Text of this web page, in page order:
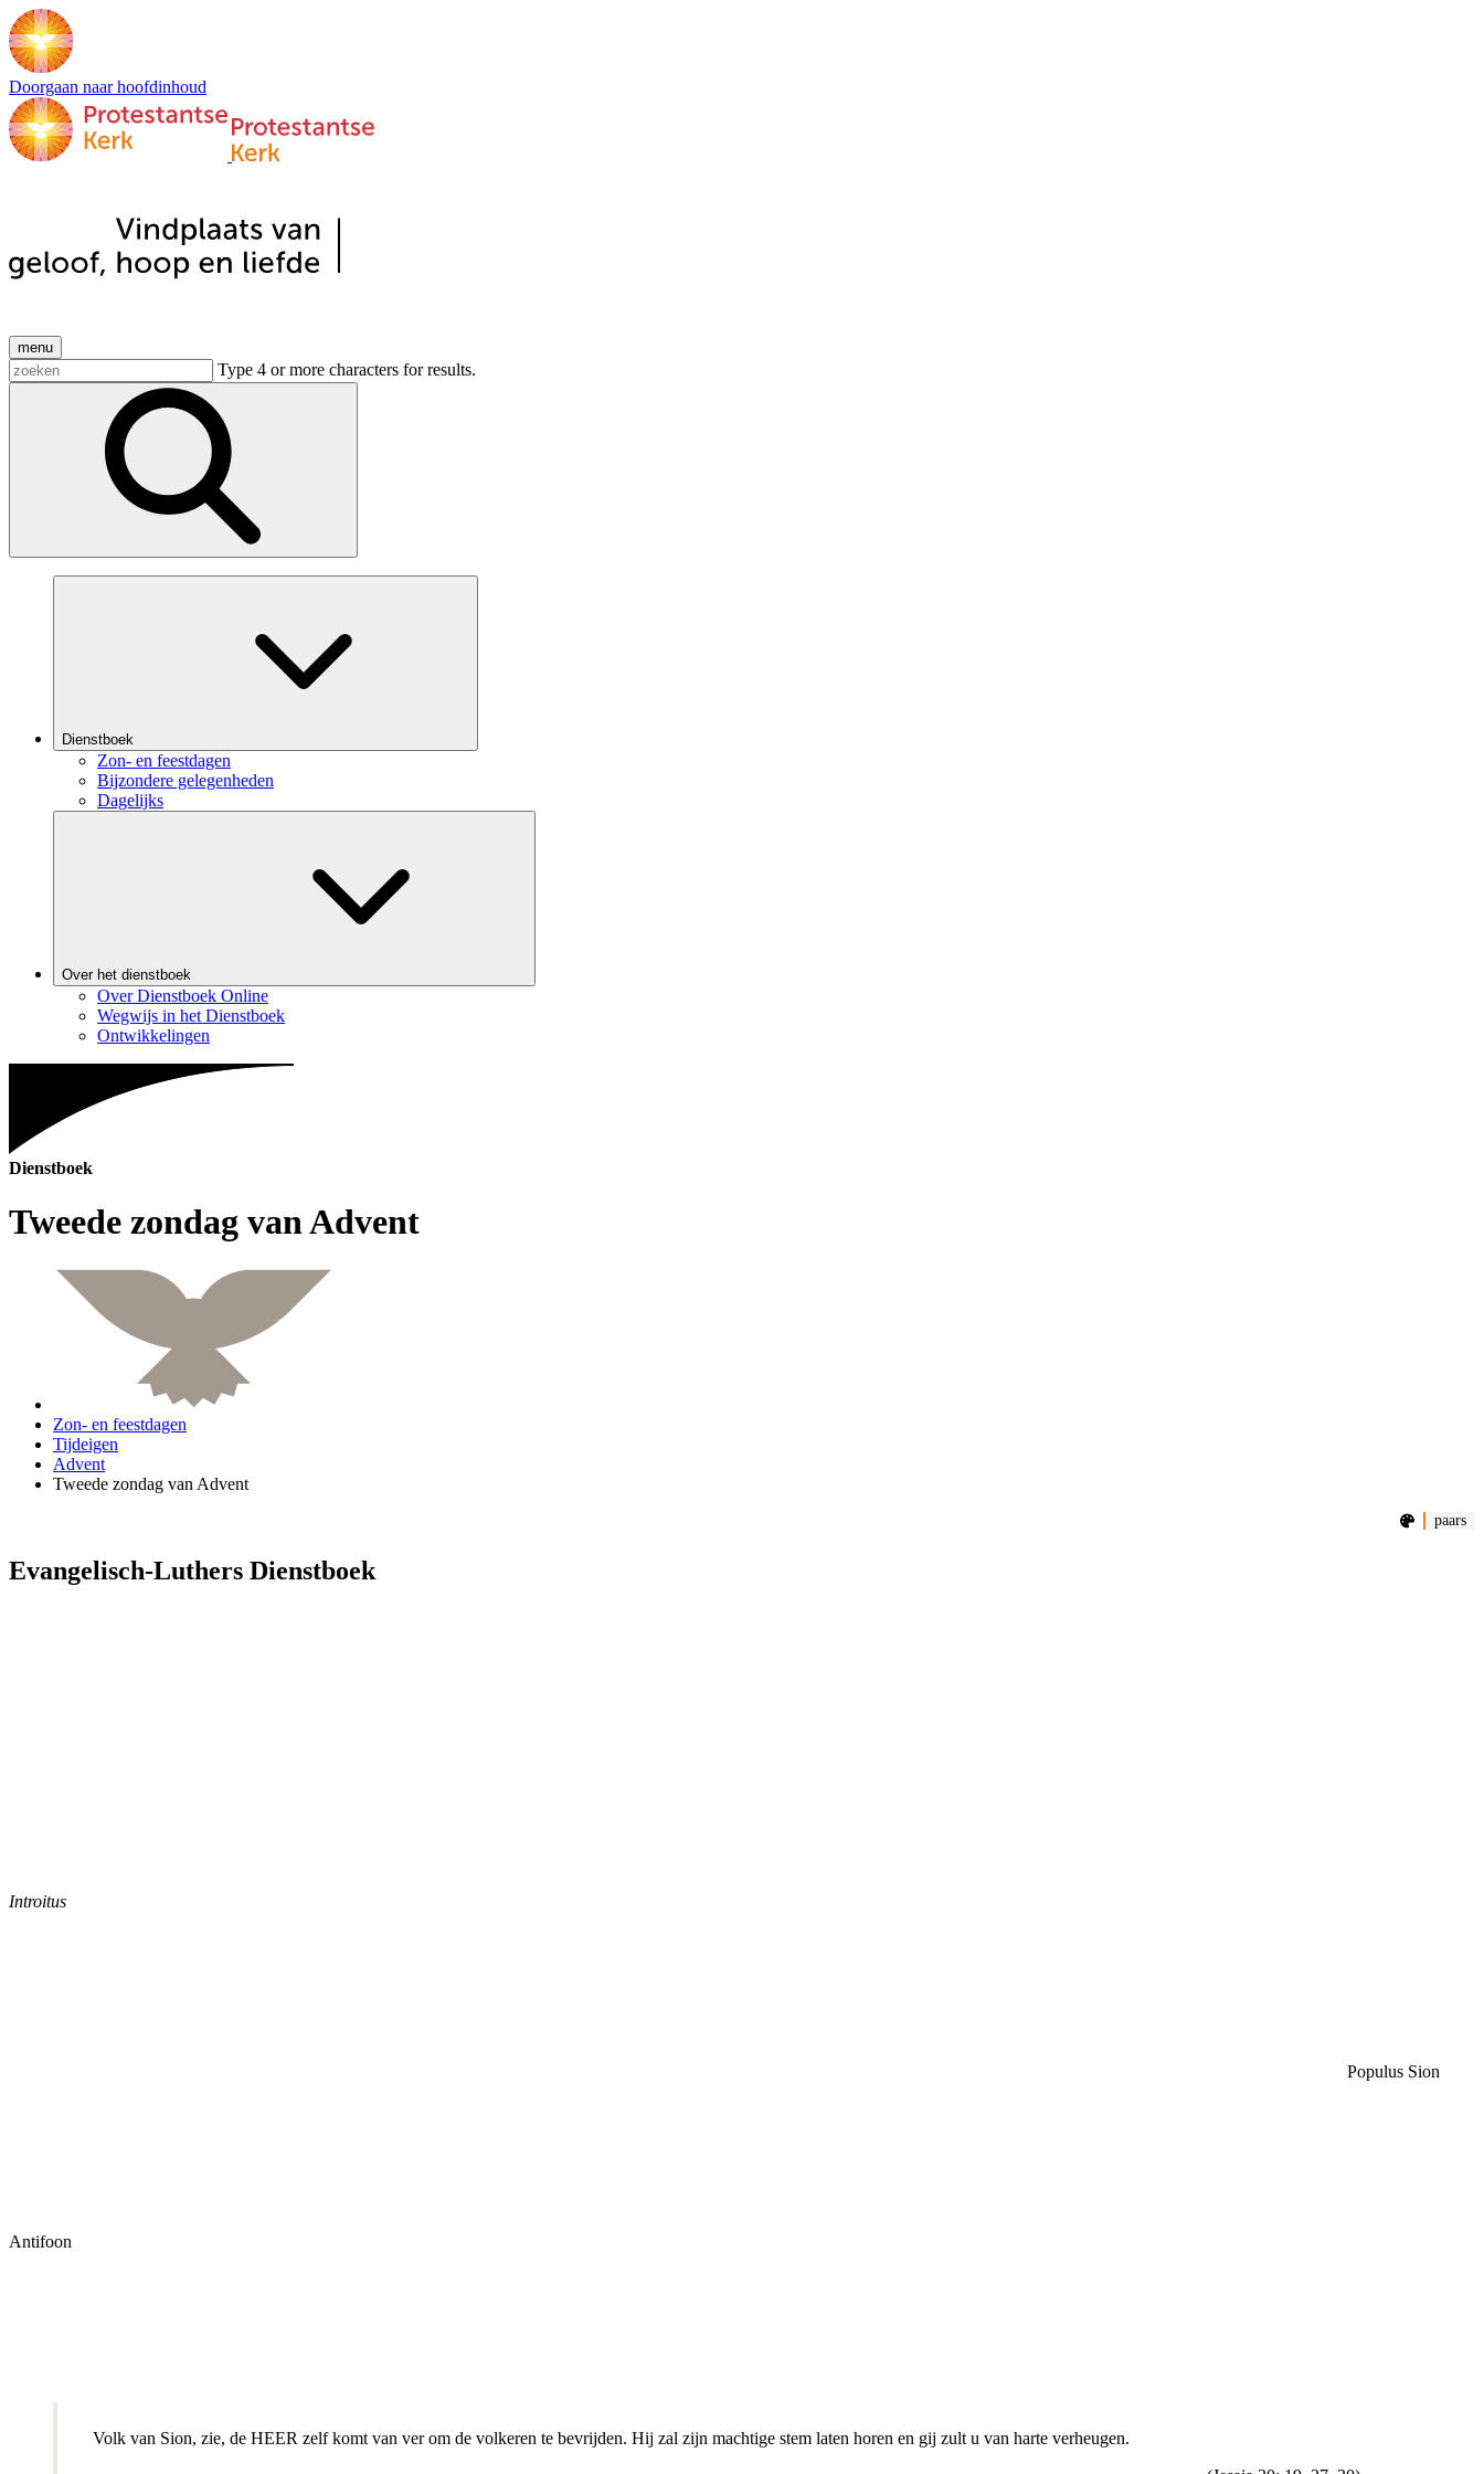
Doorgaan naar hoofdinhoud
menu
Type 4 or more characters for results.
Dienstboek
Zon- en feestdagen
Bijzondere gelegenheden
Dagelijks
Over het dienstboek
Over Dienstboek Online
Wegwijs in het Dienstboek
Ontwikkelingen
Dienstboek
Tweede zondag van Advent
Zon- en feestdagen
Tijdeigen
Advent
Tweede zondag van Advent
paars
Evangelisch-Luthers Dienstboek
Introitus
Populus Sion
Antifoon
Volk van Sion, zie, de HEER zelf komt van ver om de volkeren te bevrijden. Hij zal zijn machtige stem laten horen en gij zult u van harte verheugen.